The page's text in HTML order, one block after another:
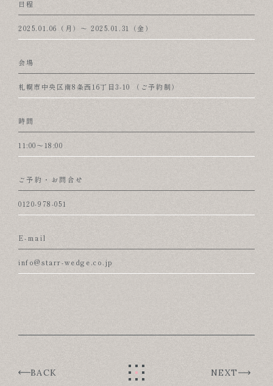
日程
2025.01.06（月）〜 2025.01.31（金）
会場
札幌市中央区南8条西16丁目3-10 （ご予約制）
時間
11:00～18:00
ご予約・お問合せ
0120-978-051
E-mail
info@starr-wedge.co.jp
BACK NEXT